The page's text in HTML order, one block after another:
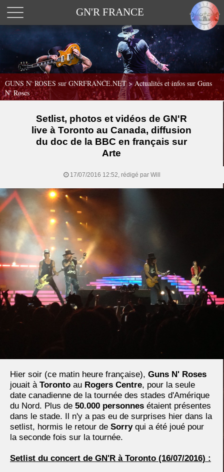
GN'R FRANCE
GUNS N' ROSES sur GNRFRANCE.NET>Actualités et infos sur Guns
N' Roses
Setlist, photos et vidéos de GN'R
live à Toronto au Canada, diffusion
du doc de la BBC en français sur
Arte
17/07/2016 12:52, rédigé par Will
Hier soir (ce matin heure française), Guns N' Roses
jouait à Toronto au Rogers Centre, pour la seule
date canadienne de la tournée des stades d'Amérique
du Nord. Plus de 50.000 personnes étaient présentes
dans le stade. Il n'y a pas eu de surprises hier dans la
setlist, hormis le retour de Sorryqui a été joué pour
la seconde fois sur la tournée.
Setlist du concert de GN'R à Toronto (16/07/2016) :